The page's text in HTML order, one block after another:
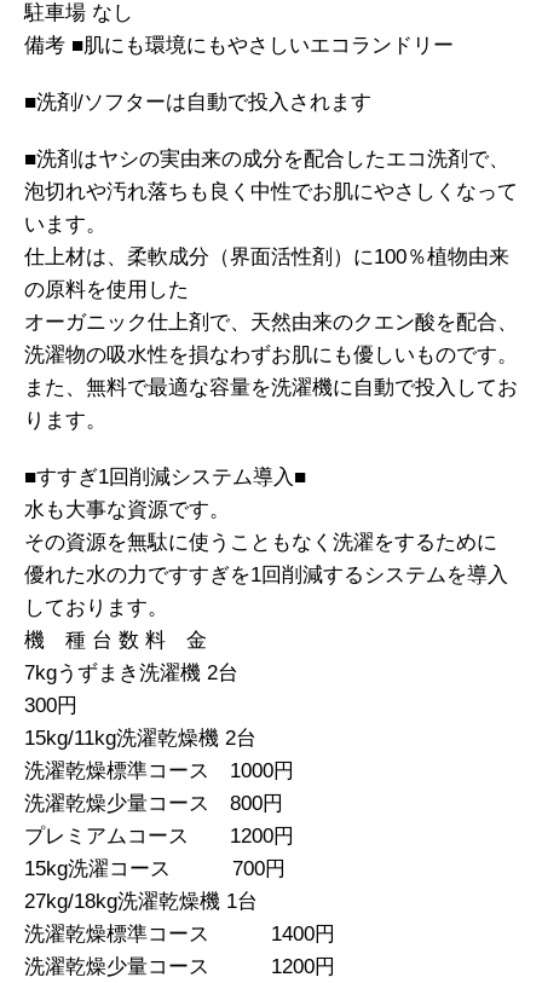
駐車場 なし
備考 ■肌にも環境にもやさしいエコランドリー
■洗剤/ソフターは自動で投入されます
■洗剤はヤシの実由来の成分を配合したエコ洗剤で、
泡切れや汚れ落ちも良く中性でお肌にやさしくなって
います。
仕上材は、柔軟成分（界面活性剤）に100％植物由来
の原料を使用した
オーガニック仕上剤で、天然由来のクエン酸を配合、
洗濯物の吸水性を損なわずお肌にも優しいものです。
また、無料で最適な容量を洗濯機に自動で投入してお
ります。
■すすぎ1回削減システム導入■
水も大事な資源です。
その資源を無駄に使うこともなく洗濯をするために
優れた水の力ですすぎを1回削減するシステムを導入
しております。
機 種 台 数 料 金
7kgうずまき洗濯機 2台
300円
15kg/11kg洗濯乾燥機 2台
洗濯乾燥標準コース 1000円
洗濯乾燥少量コース 800円
プレミアムコース 1200円
15kg洗濯コース 700円
27kg/18kg洗濯乾燥機 1台
洗濯乾燥標準コース 1400円
洗濯乾燥少量コース 1200円